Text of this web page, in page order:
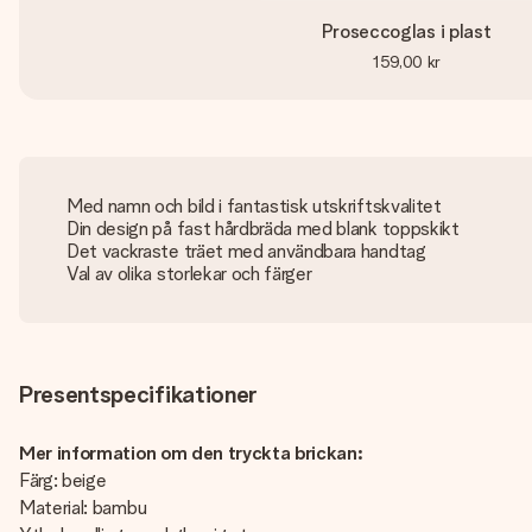
Proseccoglas i plast
159,00 kr
Med namn och bild i fantastisk utskriftskvalitet
Din design på fast hårdbräda med blank toppskikt
Det vackraste träet med användbara handtag
Val av olika storlekar och färger
Presentspecifikationer
Mer information om den tryckta brickan:
Färg: beige
Material: bambu